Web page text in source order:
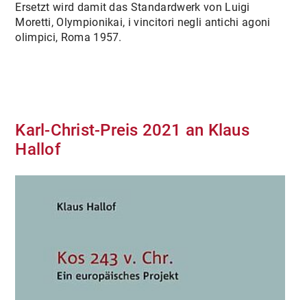
Ersetzt wird damit das Standardwerk von Luigi
Moretti, Olympionikai, i vincitori negli antichi agoni
olimpici, Roma 1957.
Karl-Christ-Preis 2021 an Klaus
Hallof